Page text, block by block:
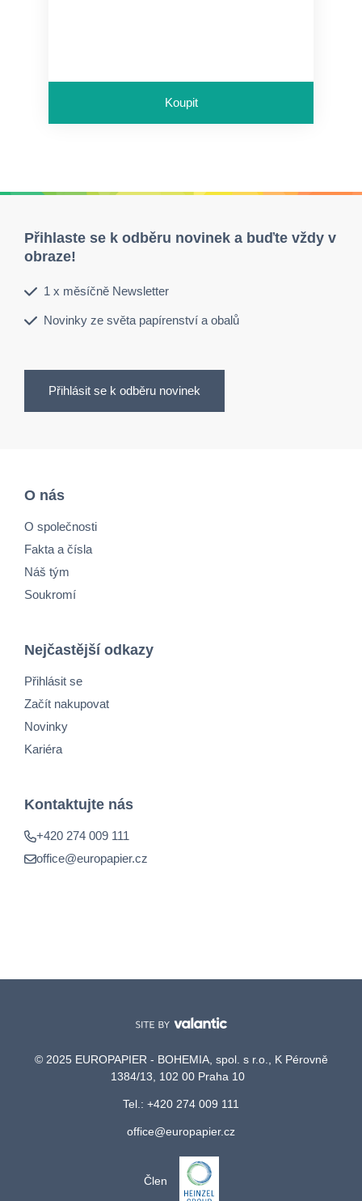
Koupit
Přihlaste se k odběru novinek a buďte vždy v
obraze!
1 x měsíčně Newsletter
Novinky ze světa papírenství a obalů
Přihlásit se k odběru novinek
O nás
O společnosti
Fakta a čísla
Náš tým
Soukromí
Nejčastější odkazy
Přihlásit se
Začít nakupovat
Novinky
Kariéra
Kontaktujte nás
+420 274 009 111
office@europapier.cz
© 2025 EUROPAPIER - BOHEMIA, spol. s r.o., K Pérovně
1384/13, 102 00 Praha 10
Tel.: +420 274 009 111
office@europapier.cz
Člen